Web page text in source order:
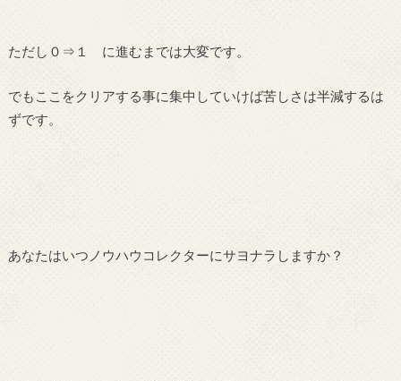
ただし０⇒１ に進むまでは大変です。
でもここをクリアする事に集中していけば苦しさは半減するは
ずです。
あなたはいつノウハウコレクターにサヨナラしますか？